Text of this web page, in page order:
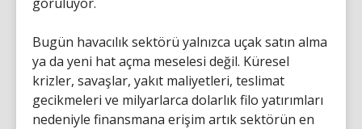
Bugün havacılık sektörü yalnızca uçak satın alma
ya da yeni hat açma meselesi değil. Küresel
krizler, savaşlar, yakıt maliyetleri, teslimat
gecikmeleri ve milyarlarca dolarlık filo yatırımları
nedeniyle finansmana erişim artık sektörün en